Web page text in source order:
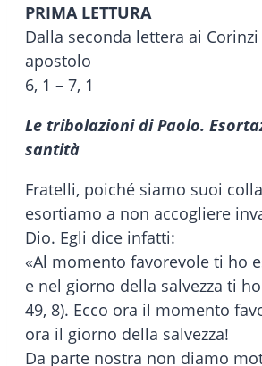
PRIMA LETTURA
Dalla seconda lettera ai
apostolo
6, 1 – 7, 1
Le tribolazioni di Paolo.
santità
Fratelli, poiché siamo suoi
esortiamo a non accogliere
Dio. Egli dice infatti:
«Al momento favorevole ti ho
e nel giorno della salvezza ti
49, 8). Ecco ora il momento
ora il giorno della salvezza!
Da parte nostra non diamo